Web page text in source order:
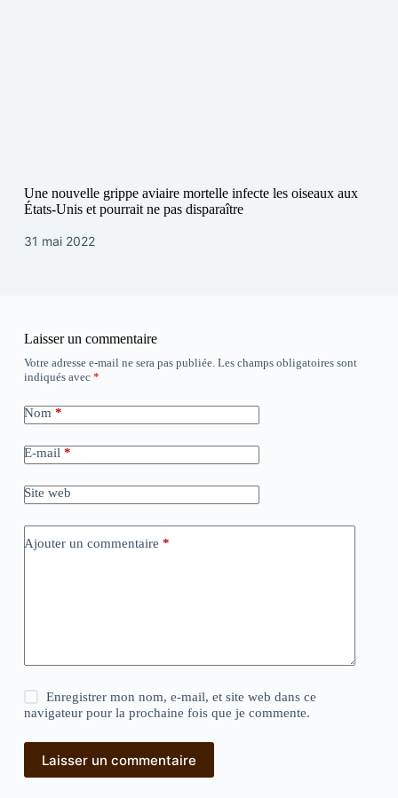
Une nouvelle grippe aviaire mortelle infecte les oiseaux aux
États-Unis et pourrait ne pas disparaître
31 mai 2022
Laisser un commentaire
Votre adresse e-mail ne sera pas publiée. Les champs obligatoires sont
indiqués avec *
Nom *
E-mail *
Site web
Ajouter un commentaire *
Enregistrer mon nom, e-mail, et site web dans ce
navigateur pour la prochaine fois que je commente.
Laisser un commentaire